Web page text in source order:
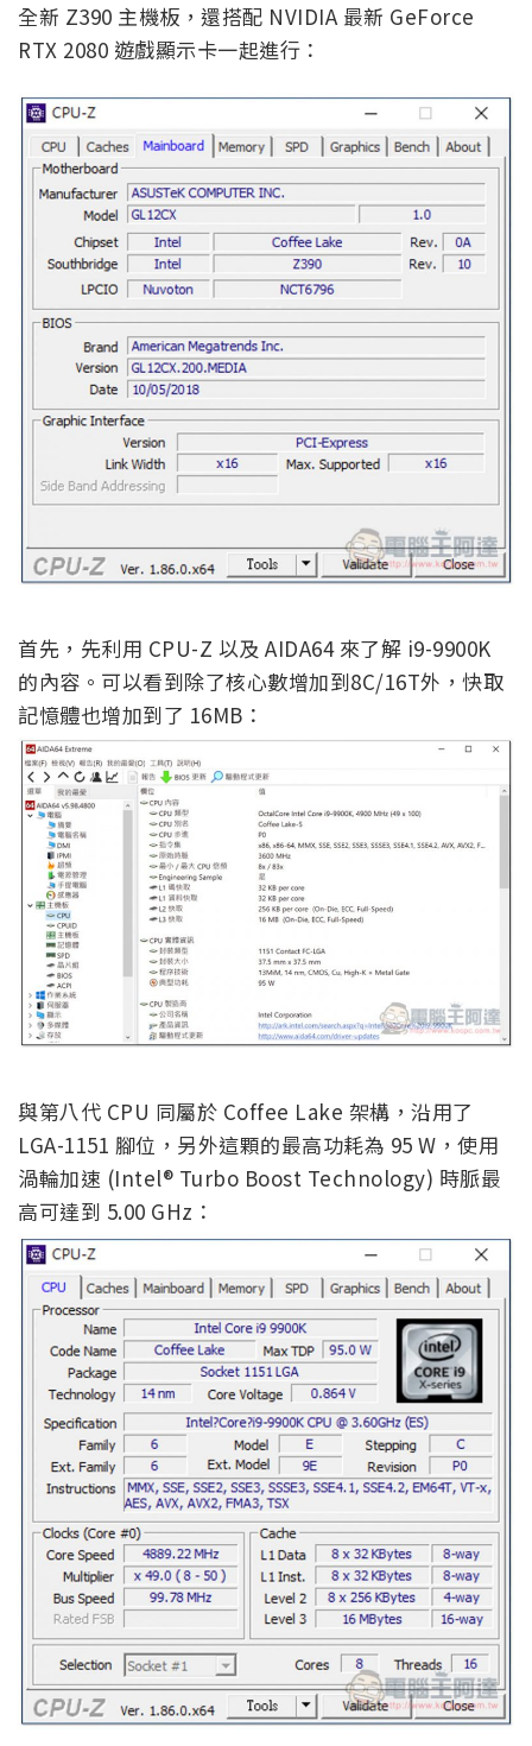
全新 Z390 主機板，還搭配 NVIDIA 最新 GeForce
RTX 2080 遊戲顯示卡一起進行：
首先，先利用 CPU-Z 以及 AIDA64 來了解 i9-9900K
的內容。可以看到除了核心數增加到8C/16T外，快取
記憶體也增加到了 16MB：
與第八代 CPU 同屬於 Coffee Lake 架構，沿用了
LGA-1151 腳位，另外這顆的最高功耗為 95 W，使用
渦輪加速 (Intel® Turbo Boost Technology) 時脈最
高可達到 5.00 GHz：